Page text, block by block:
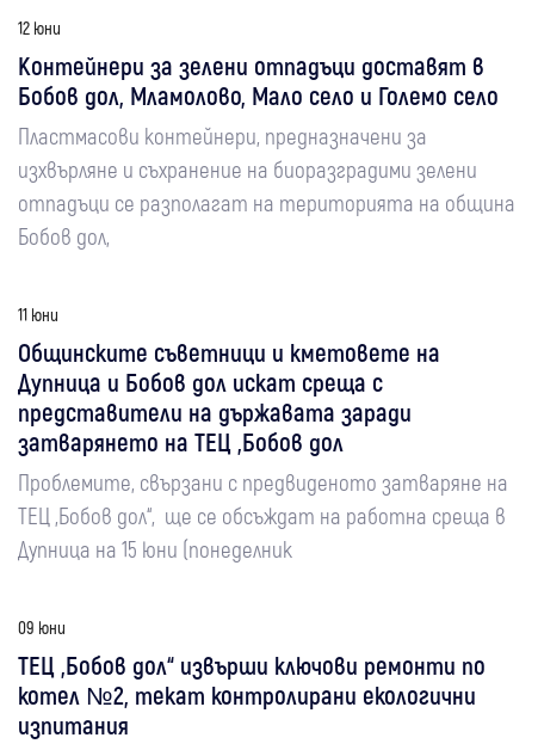
12 юни
Контейнери за зелени отпадъци доставят в
Бобов дол, Мламолово, Мало село и Големо село
Пластмасови контейнери, предназначени за
изхвърляне и съхранение на биоразградими зелени
отпадъци се разполагат на територията на община
Бобов дол,
11 юни
Общинските съветници и кметовете на
Дупница и Бобов дол искат среща с
представители на държавата заради
затварянето на ТЕЦ „Бобов дол
Проблемите, свързани с предвиденото затваряне на
ТЕЦ „Бобов дол“, ще се обсъждат на работна среща в
Дупница на 15 юни (понеделник
09 юни
ТЕЦ „Бобов дол“ извърши ключови ремонти по
котел №2, текат контролирани екологични
изпитания